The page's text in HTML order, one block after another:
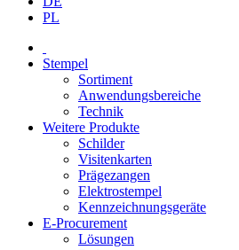
PL
Stempel
Sortiment
Anwendungsbereiche
Technik
Weitere Produkte
Schilder
Visitenkarten
Prägezangen
Elektrostempel
Kennzeichnungsgeräte
E-Procurement
Lösungen